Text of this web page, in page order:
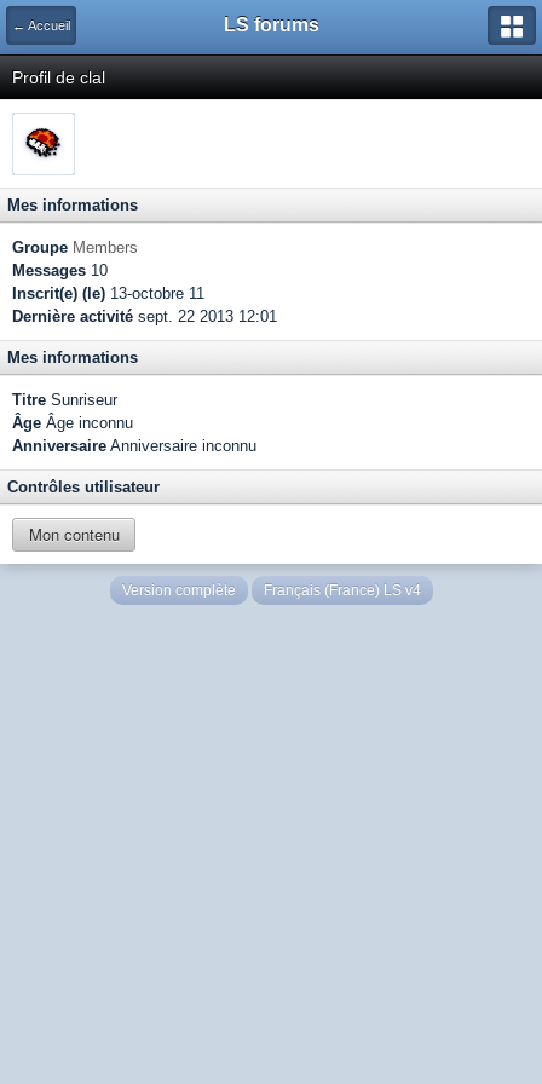
← Accueil LS forums
Profil de clal
Mes informations
Groupe Members
Messages 10
Inscrit(e) (le) 13-octobre 11
Dernière activité sept. 22 2013 12:01
Mes informations
Titre Sunriseur
Âge Âge inconnu
Anniversaire Anniversaire inconnu
Contrôles utilisateur
Mon contenu
Version complète Français (France) LS v4